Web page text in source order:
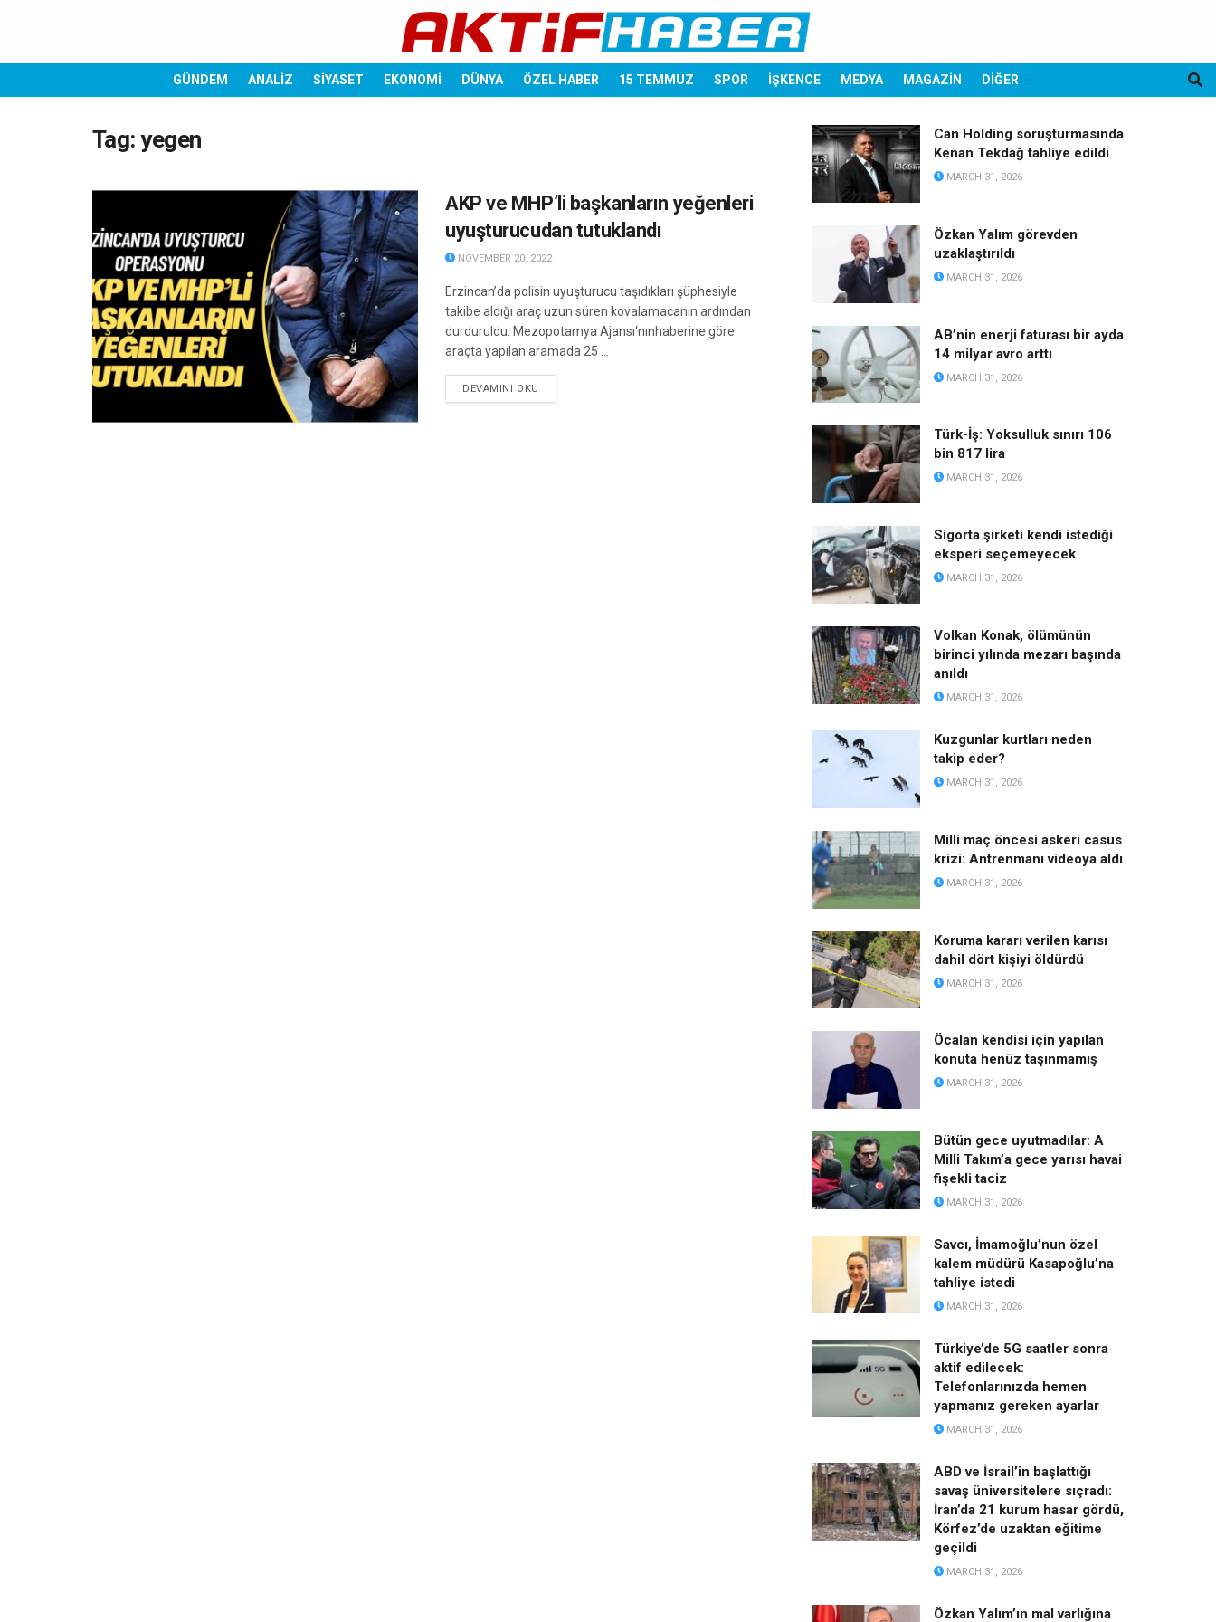
GÜNDEM ANALİZ SİYASET EKONOMİ DÜNYA ÖZEL HABER 15 TEMMUZ SPOR İŞKENCE MEDYA MAGAZİN DİĞER
Tag:yegen
AKP ve MHP’li başkanların yeğenleri
uyuşturucudan tutuklandı
NOVEMBER 20, 2022
Erzincan’da polisin uyuşturucu taşıdıkları şüphesiyle
takibe aldığı araç uzun süren kovalamacanın ardından
durduruldu. Mezopotamya Ajansı‘nınhaberine göre
araçta yapılan aramada 25 ...
DEVAMINI OKU
Can Holding soruşturmasında
Kenan Tekdağ tahliye edildi
MARCH 31, 2026
Özkan Yalım görevden
uzaklaştırıldı
MARCH 31, 2026
AB’nin enerji faturası bir ayda
14 milyar avro arttı
MARCH 31, 2026
Türk-İş: Yoksulluk sınırı 106
bin 817 lira
MARCH 31, 2026
Sigorta şirketi kendi istediği
eksperi seçemeyecek
MARCH 31, 2026
Volkan Konak, ölümünün
birinci yılında mezarı başında
anıldı
MARCH 31, 2026
Kuzgunlar kurtları neden
takip eder?
MARCH 31, 2026
Milli maç öncesi askeri casus
krizi: Antrenmanı videoya aldı
MARCH 31, 2026
Koruma kararı verilen karısı
dahil dört kişiyi öldürdü
MARCH 31, 2026
Öcalan kendisi için yapılan
konuta henüz taşınmamış
MARCH 31, 2026
Bütün gece uyutmadılar: A
Milli Takım’a gece yarısı havai
fişekli taciz
MARCH 31, 2026
Savcı, İmamoğlu’nun özel
kalem müdürü Kasapoğlu’na
tahliye istedi
MARCH 31, 2026
Türkiye’de 5G saatler sonra
aktif edilecek:
Telefonlarınızda hemen
yapmanız gereken ayarlar
MARCH 31, 2026
ABD ve İsrail’in başlattığı
savaş üniversitelere sıçradı:
İran’da 21 kurum hasar gördü,
Körfez’de uzaktan eğitime
geçildi
MARCH 31, 2026
Özkan Yalım’ın mal varlığına